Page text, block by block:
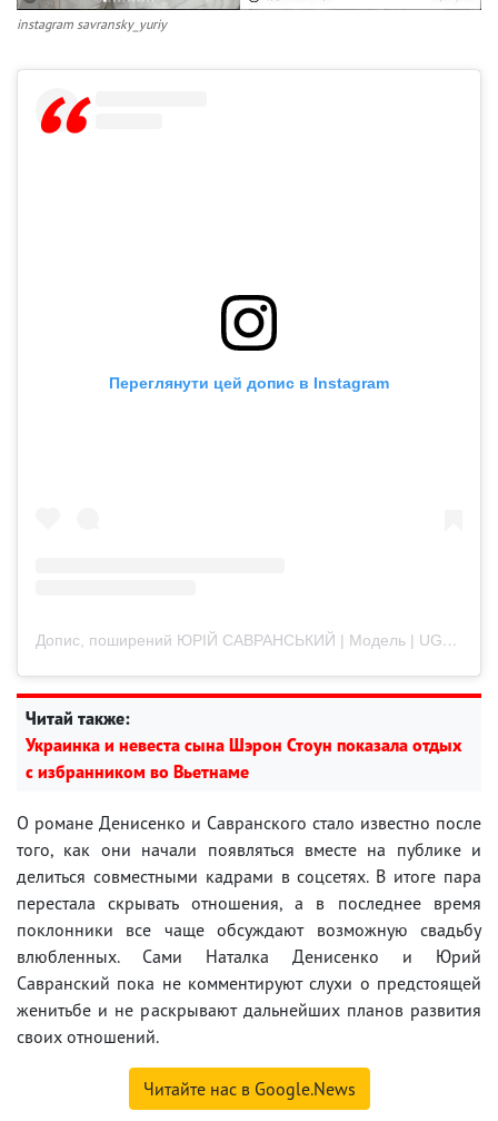
instagram savransky_yuriy
Переглянути цей допис в Instagram
Допис, поширений ЮРІЙ САВРАНСЬКИЙ | Модель | UGC | зйомки Київ (@savransky_yuriy)
Читай также:
Украинка и невеста сына Шэрон Стоун показала отдых
с избранником во Вьетнаме
О романе Денисенко и Савранского стало известно после
того, как они начали появляться вместе на публике и
делиться совместными кадрами в соцсетях. В итоге пара
перестала скрывать отношения, а в последнее время
поклонники все чаще обсуждают возможную свадьбу
влюбленных. Сами Наталка Денисенко и Юрий
Савранский пока не комментируют слухи о предстоящей
женитьбе и не раскрывают дальнейших планов развития
своих отношений.
Читайте нас в Google.News